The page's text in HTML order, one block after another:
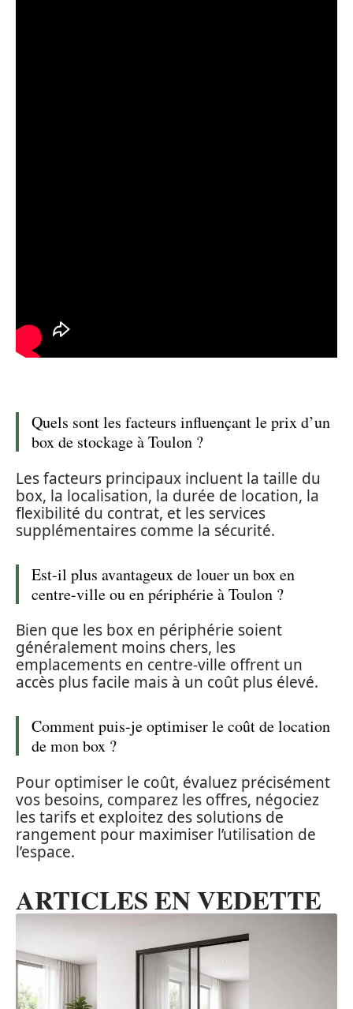
Quels sont les facteurs influençant le prix d’un
box de stockage à Toulon ?
Les facteurs principaux incluent la taille du
box, la localisation, la durée de location, la
flexibilité du contrat, et les services
supplémentaires comme la sécurité.
Est-il plus avantageux de louer un box en
centre-ville ou en périphérie à Toulon ?
Bien que les box en périphérie soient
généralement moins chers, les
emplacements en centre-ville offrent un
accès plus facile mais à un coût plus élevé.
Comment puis-je optimiser le coût de location
de mon box ?
Pour optimiser le coût, évaluez précisément
vos besoins, comparez les offres, négociez
les tarifs et exploitez des solutions de
rangement pour maximiser l’utilisation de
l’espace.
ARTICLES EN VEDETTE